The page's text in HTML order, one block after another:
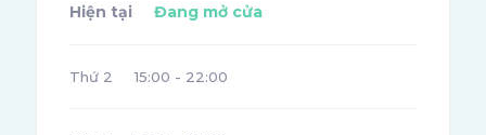
Hiện tại Đang mở cửa
Thứ 2 15:00 - 22:00